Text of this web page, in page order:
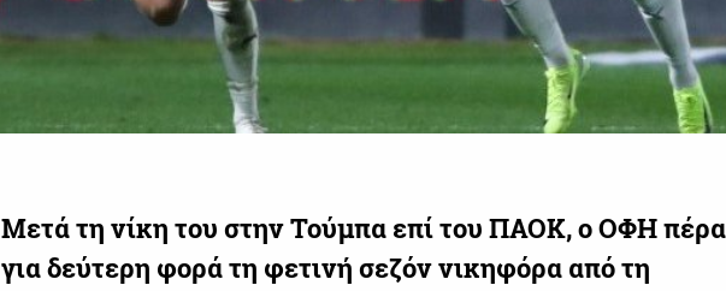
Μετά τη νίκη του στην Τούμπα επί του ΠΑΟΚ, ο ΟΦΗ
για δεύτερη φορά τη φετινή σεζόν νικηφόρα από τη